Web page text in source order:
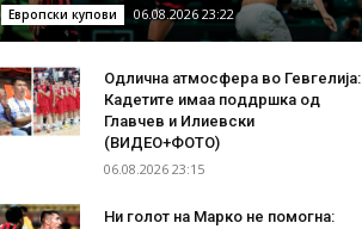
Европски купови 06.08.2026 23:22
Одлична атмосфера во Гевгелија:
Кадетите имаа поддршка од
Главчев и Илиевски
(ВИДЕО+ФОТО)
06.08.2026 23:15
Ни голот на Марко не помогна: